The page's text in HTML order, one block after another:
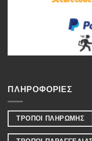
ΠΛΗΡΟΦΟΡΙΕΣ
ΤΡΟΠΟΙ ΠΛΗΡΩΜΗΣ